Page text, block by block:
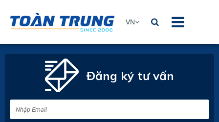
VN
Đăng ký tư vấn